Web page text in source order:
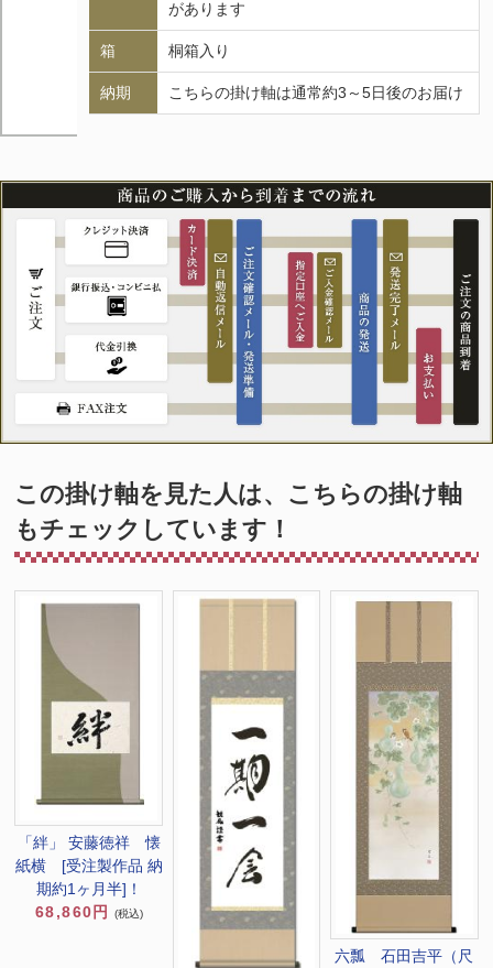
があります
箱 桐箱入り
納期 こちらの掛け軸は通常約3～5日後のお届け
この掛け軸を見た人は、こちらの掛け軸
もチェックしています！
「絆」 安藤徳祥 懐
紙横 [受注製作品 納
期約1ヶ月半]！
68,860円
(税込)
六瓢 石田吉平（尺